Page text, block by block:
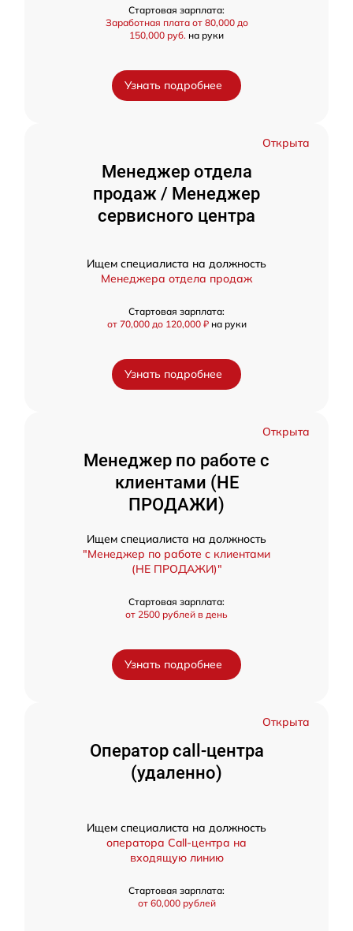
Стартовая зарплата:
Заработная плата от 80,000 до
150,000 руб. на руки
Узнать подробнее
Открыта
Менеджер отдела
продаж / Менеджер
сервисного центра
Ищем специалиста на должность
Менеджера отдела продаж
Стартовая зарплата:
от 70,000 до 120,000 ₽ на руки
Узнать подробнее
Открыта
Менеджер по работе с
клиентами (НЕ
ПРОДАЖИ)
Ищем специалиста на должность
"Менеджер по работе с клиентами
(НЕ ПРОДАЖИ)"
Стартовая зарплата:
от 2500 рублей в день
Узнать подробнее
Открыта
Оператор call-центра
(удаленно)
Ищем специалиста на должность
оператора Call-центра на
входящую линию
Стартовая зарплата:
от 60,000 рублей